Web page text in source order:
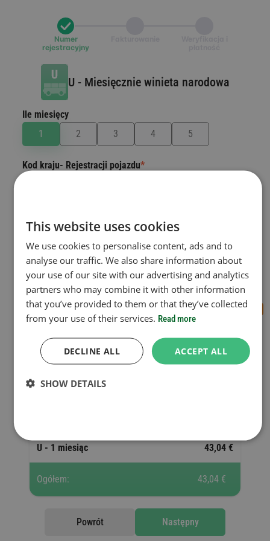
Numer
rejestracyjny
U- Miesięcznie winieta narodowa
Ile miesięcy
Kod kraju- Rejestracji pojazdu*
Numer tablicy rejestracyjnej *
Okres ważności
Dodać kolejną winietę
U - 1 miesiąc 43,04 €
Ogółem: 43,04 €
Powrót Następny
This website uses cookies
We use cookies to personalise content, ads and to
analyse our traffic. We also share information about
your use of our site with our advertising and analytics
partners who may combine it with other information
that you’ve provided to them or that they’ve collected
from your use of their services. Read more
ACCEPT ALL
DECLINE ALL
SHOW DETAILS